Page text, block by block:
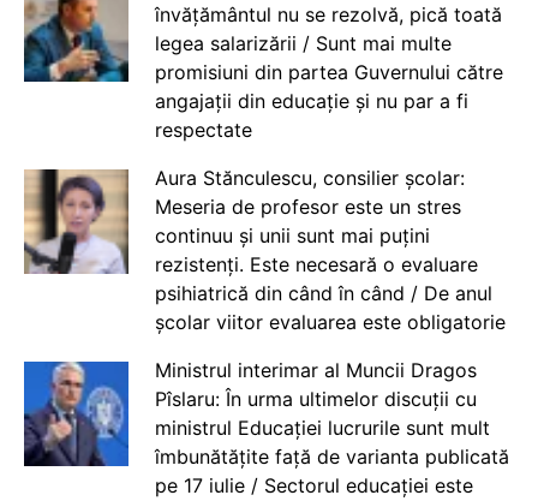
învățământul nu se rezolvă, pică toată
legea salarizării / Sunt mai multe
promisiuni din partea Guvernului către
angajații din educație și nu par a fi
respectate
Aura Stănculescu, consilier școlar:
Meseria de profesor este un stres
continuu și unii sunt mai puțini
rezistenți. Este necesară o evaluare
psihiatrică din când în când / De anul
școlar viitor evaluarea este obligatorie
Ministrul interimar al Muncii Dragos
Pîslaru: În urma ultimelor discuții cu
ministrul Educației lucrurile sunt mult
îmbunătățite față de varianta publicată
pe 17 iulie / Sectorul educației este